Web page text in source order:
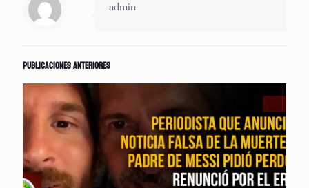
admin
Publicaciones anteriores